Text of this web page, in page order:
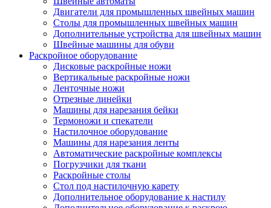
Двигатели для промышленных швейных машин
Столы для промышленных швейных машин
Дополнительные устройства для швейных машин
Швейные машины для обуви
Раскройное оборудование
Дисковые раскройные ножи
Вертикальные раскройные ножи
Ленточные ножи
Отрезные линейки
Машины для нарезания бейки
Термоножи и спекатели
Настилочное оборудование
Машины для нарезания ленты
Автоматические раскройные комплексы
Погрузчики для ткани
Раскройные столы
Стол под настилочную карету
Дополнительное оборудование к настилу